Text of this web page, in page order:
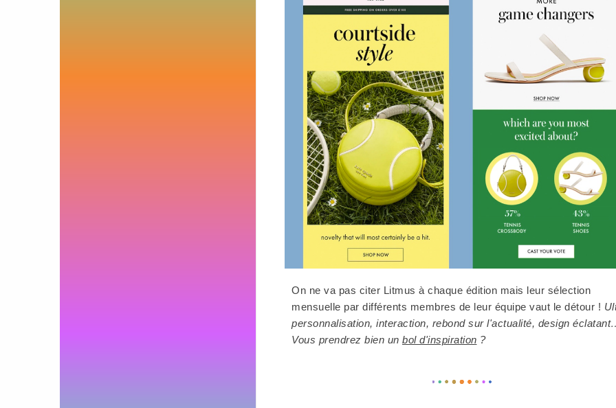
On ne va pas citer Litmus à chaque édition mais leur sélection
mensuelle par différents membres de leur équipe vaut le détour !
personnalisation, interaction, rebond sur l'actualité, design
Vous prendrez bien un bol d'inspiration ?